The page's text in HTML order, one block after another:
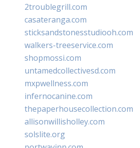
2troublegrill.com
casateranga.com
sticksandstonesstudiooh.com
walkers-treeservice.com
shopmossi.com
untamedcollectivesd.com
mxpwellness.com
infernocanine.com
thepaperhousecollection.com
allisonwillisholley.com
solslite.org